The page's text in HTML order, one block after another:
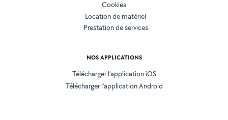
Cookies
Location de matériel
Prestation de services
NOS APPLICATIONS
Télécharger l’application iOS
Télécharger l’application Android